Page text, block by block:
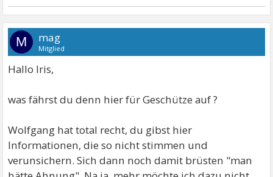
M mag
Mitglied
Hallo Iris,
was fährst du denn hier für Geschütze auf ?
Wolfgang hat total recht, du gibst hier
Informationen, die so nicht stimmen und
verunsichern. Sich dann noch damit brüsten "man